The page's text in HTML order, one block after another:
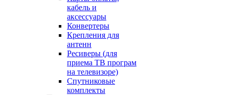
кабель и
аксессуары
Конвертеры
Крепления для
антенн
Ресиверы (для
приема ТВ програм
на телевизоре)
Спутниковые
комплекты